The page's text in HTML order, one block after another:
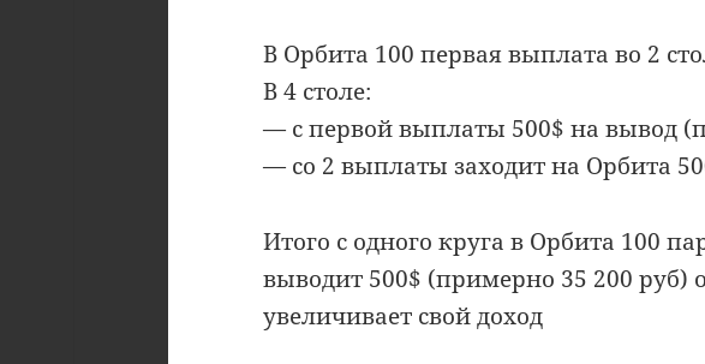
В Орбита 100 первая выплата во 2
В 4 столе:
— с первой выплаты 500$ на вывод
— со 2 выплаты заходит на Орбита
Итого с одного круга в Орбита 100
выводит 500$ (примерно 35 200 руб)
увеличивает свой доход